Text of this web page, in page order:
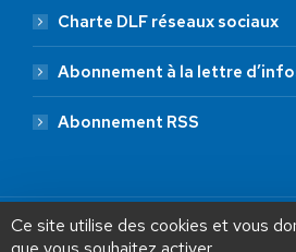
Charte DLF réseaux sociaux
Abonnement à la lettre
Abonnement RSS
JE FAIS UN DON
Ce site utilise des cookies et vous